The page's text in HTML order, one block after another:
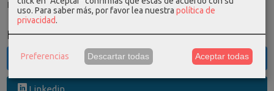
El carrito de la compra está vacío
Redes Sociales
Twitter
Linkedin
uso. Para saber más, por favor lea nuestra política de
privacidad.
Preferencias Descartar todas Aceptar todas